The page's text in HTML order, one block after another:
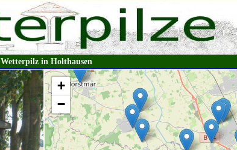
Wetterpilz in Holthausen
+
−